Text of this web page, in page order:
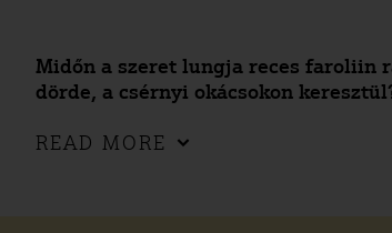
Midőn a szeret lungja reces faroliin
dörde, a csérnyi okácsokon
READ MORE